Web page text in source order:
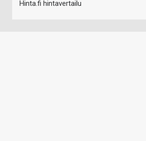
Hinta.fi hintavertailu